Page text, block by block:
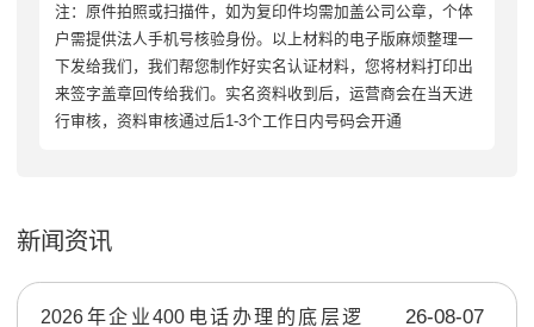
注：原件拍照或扫描件，如为复印件均需加盖公司公章，个体
户需提供法人手机号核验身份。以上材料的电子版麻烦整理一
下发给我们，我们帮您制作好实名认证材料，您将材料打印出
来签字盖章回传给我们。实名资料收到后，运营商会在当天进
行审核，资料审核通过后1-3个工作日内号码会开通
新闻资讯
2026年企业400电话办理的底层逻
26-08-07